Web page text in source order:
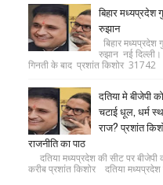
बिहार मध्यप्रदेश
रुझान
बिहार
रुझान नई
गिनती के बाद प्रशांत किशोर
दतिया मे बीजेपी
चटाई धूल, धर्म
राज? प्रशांत
राजनीति का पाठ
दतिया मध्यप्रदेश की सीट पर बीजेपी
करीब प्रशांत किशोर दतिया मध्यप्रदेश